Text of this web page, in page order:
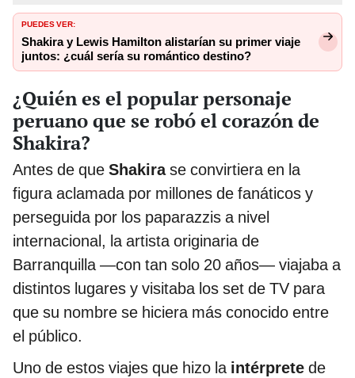
PUEDES VER:
Shakira y Lewis Hamilton alistarían su primer viaje
juntos: ¿cuál sería su romántico destino?
¿Quién es el popular personaje
peruano que se robó el corazón de
Shakira?
Antes de que Shakirase convirtiera en la
figura aclamada por millones de fanáticos y
perseguida por los paparazzis a nivel
internacional, la artista originaria de
Barranquilla —con tan solo 20 años— viajaba a
distintos lugares y visitaba los set de TV para
que su nombre se hiciera más conocido entre
el público.
Uno de estos viajes que hizo laintérprete de